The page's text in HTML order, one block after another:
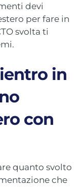
devi
per fare in
svolta ti
in
con
quanto svolto
che